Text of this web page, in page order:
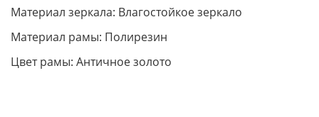
Материал зеркала: Влагостойкое зеркало
Материал рамы: Полирезин
Цвет рамы: Античное золото